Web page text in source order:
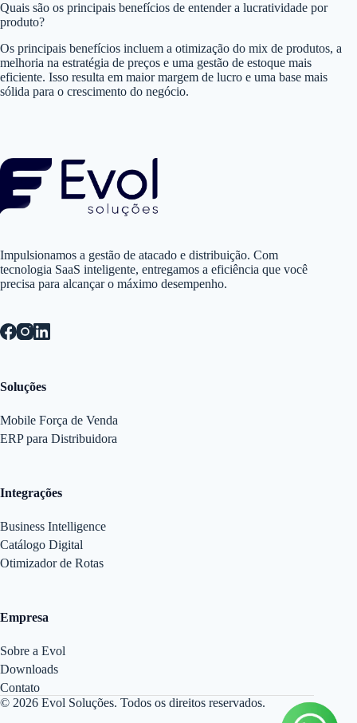
Quais são os principais benefícios de entender a lucratividade por
produto?
Os principais benefícios incluem a otimização do mix de produtos, a
melhoria na estratégia de preços e uma gestão de estoque mais
eficiente. Isso resulta em maior margem de lucro e uma base mais
sólida para o crescimento do negócio.
Impulsionamos a gestão de atacado e distribuição. Com
tecnologia SaaS inteligente, entregamos a eficiência que você
precisa para alcançar o máximo desempenho.
Soluções
Mobile Força de Venda
ERP para Distribuidora
Integrações
Business Intelligence
Catálogo Digital
Otimizador de Rotas
Empresa
Sobre a Evol
Downloads
Contato
© 2026 Evol Soluções. Todos os direitos reservados.